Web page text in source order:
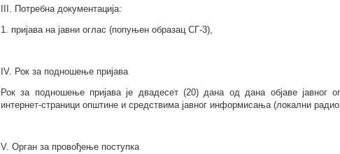
III. Потребна документација:
1. пријава на јавни оглас (попуњен образац СГ-3),
IV. Рок за подношење пријава
Рок за подношење пријава је двадесет (20) дана од дана објаве јавног
интернет-страници општине и средствима јавног информисања (локални
V. Орган за провођење поступка